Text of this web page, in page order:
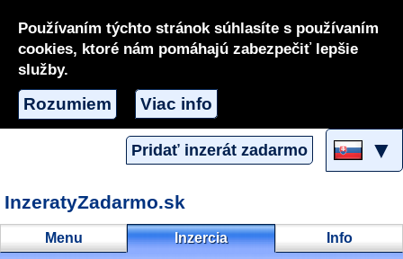
Používaním týchto stránok súhlasíte s používaním
cookies, ktoré nám pomáhajú zabezpečiť lepšie
služby.
Rozumiem Viac info
Pridať inzerát zadarmo ▼
InzeratyZadarmo.sk
Menu Inzercia Info